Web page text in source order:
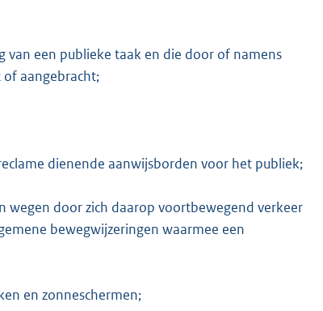
een publieke taak en die door of namens
aangebracht;
dienende aanwijsborden voor het publiek;
door zich daarop voortbewegend verkeer
bewegwijzeringen waarmee een
en zonneschermen;